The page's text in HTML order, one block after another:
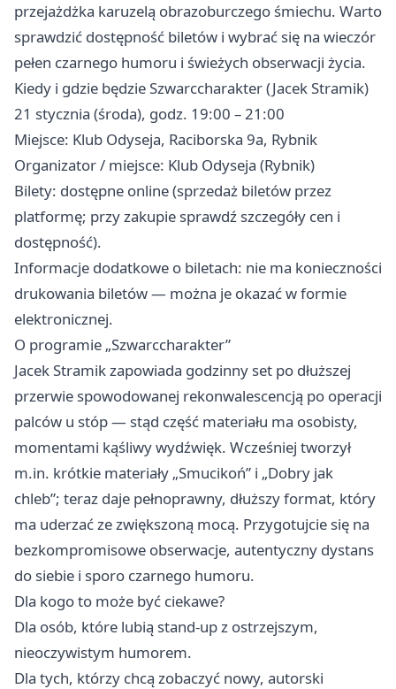
przejażdżka karuzelą obrazoburczego śmiechu. Warto
sprawdzić dostępność biletów i wybrać się na wieczór
pełen czarnego humoru i świeżych obserwacji życia.
Kiedy i gdzie będzie Szwarccharakter (Jacek Stramik)
21 stycznia (środa), godz. 19:00 – 21:00
Miejsce: Klub Odyseja, Raciborska 9a, Rybnik
Organizator / miejsce: Klub Odyseja (Rybnik)
Bilety: dostępne online (sprzedaż biletów przez
platformę; przy zakupie sprawdź szczegóły cen i
dostępność).
Informacje dodatkowe o biletach: nie ma konieczności
drukowania biletów — można je okazać w formie
elektronicznej.
O programie „Szwarccharakter”
Jacek Stramik zapowiada godzinny set po dłuższej
przerwie spowodowanej rekonwalescencją po operacji
palców u stóp — stąd część materiału ma osobisty,
momentami kąśliwy wydźwięk. Wcześniej tworzył
m.in. krótkie materiały „Smucikoń” i „Dobry jak
chleb”; teraz daje pełnoprawny, dłuższy format, który
ma uderzać ze zwiększoną mocą. Przygotujcie się na
bezkompromisowe obserwacje, autentyczny dystans
do siebie i sporo czarnego humoru.
Dla kogo to może być ciekawe?
Dla osób, które lubią stand-up z ostrzejszym,
nieoczywistym humorem.
Dla tych, którzy chcą zobaczyć nowy, autorski